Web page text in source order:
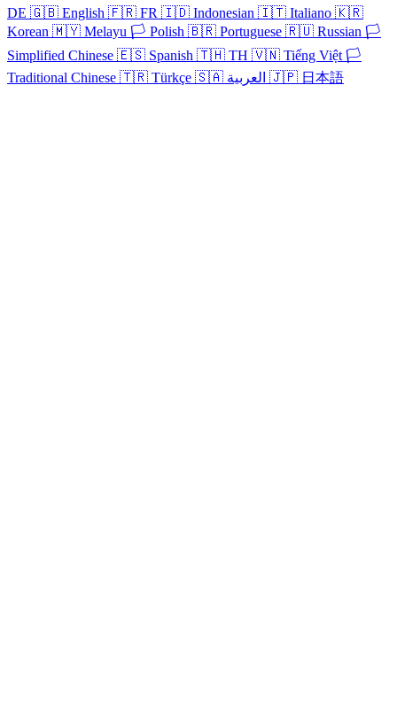
DE 🇬🇧 English 🇫🇷 FR 🇮🇩 Indonesian 🇮🇹 Italiano 🇰🇷
Korean 🇲🇾 Melayu 🏳️ Polish 🇧🇷 Portuguese 🇷🇺 Russian 🏳️
Simplified Chinese 🇪🇸 Spanish 🇹🇭 TH 🇻🇳 Tiếng Việt 🏳️
Traditional Chinese 🇹🇷 Türkçe 🇸🇦 🇯🇵 日本語